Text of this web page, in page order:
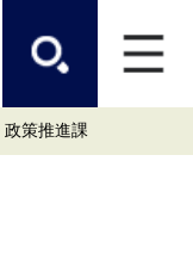
政策推進課